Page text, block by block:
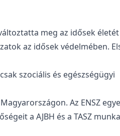
meg az idősek
az idősek védelmében.
szociális és egészségügyi
Az ENSZ
a AJBH és a TASZ